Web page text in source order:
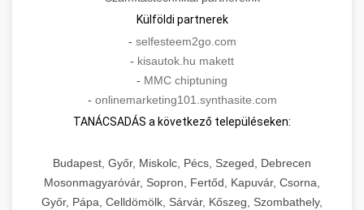
Külföldi partnerek
- selfesteem2go.com
- kisautok.hu makett
- MMC chiptuning
- onlinemarketing101.synthasite.com
TANÁCSADÁS a következő településeken:
Budapest, Győr, Miskolc, Pécs, Szeged, Debrecen
Mosonmagyaróvár, Sopron, Fertőd, Kapuvár, Csorna,
Győr, Pápa, Celldömölk, Sárvár, Kőszeg, Szombathely,